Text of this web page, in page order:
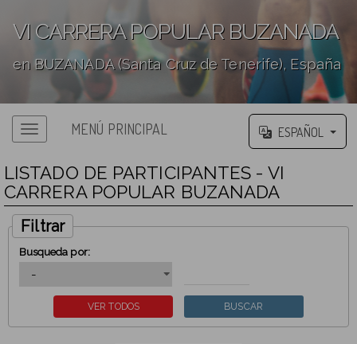
VI CARRERA POPULAR BUZANADA
en BUZANADA (Santa Cruz de Tenerife), España
MENÚ PRINCIPAL ESPAÑOL
LISTADO DE PARTICIPANTES - VI
CARRERA POPULAR BUZANADA
Filtrar
Busqueda por: